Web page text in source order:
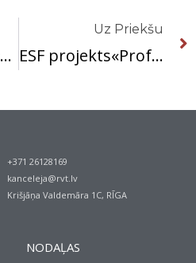
Projekta „Energoefektivitātes paaugstināšanas pasākumu īstenošana Profesionālās izglītības kompetences centra ”Rīgas Valsts tehnikums” mācību korpusa ēkai Kr.Valdemāra ielā 1C, Rīgā”, Nr.4.2.1.2/18/I/061, īstenošanas progress (27.08.2022)
Uz Priekšu
ESF projekts«Profesionālo izglītības iestāžu audzēkņu dalībadarba vidē balstītās mācībās un mācību praksēs uzņēmumos»Nr. 8.5.1.0/16/I/001
+371 26128169
kanceleja@rvt.lv
Krišjāņa Valdemāra 1C, RĪGA
NODAĻAS